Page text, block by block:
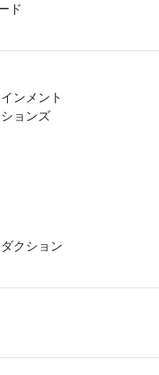
ド
ンメント
ョンズ
クション